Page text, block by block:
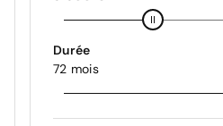
Durée
72 mois